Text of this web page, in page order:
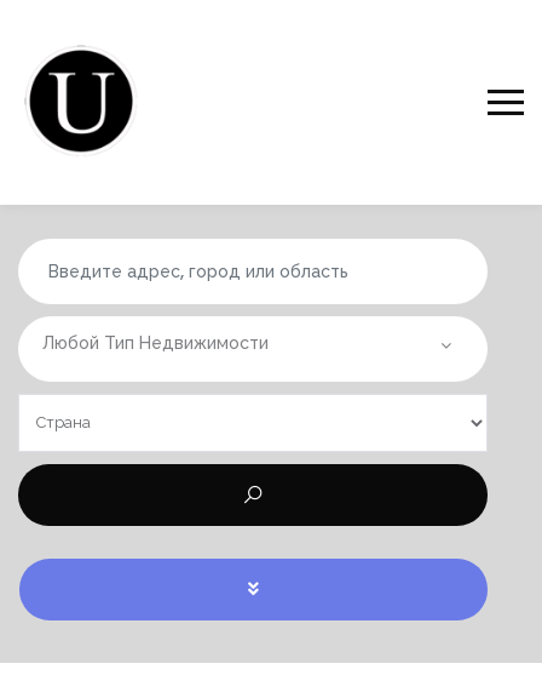
Любой Тип Недвижимости